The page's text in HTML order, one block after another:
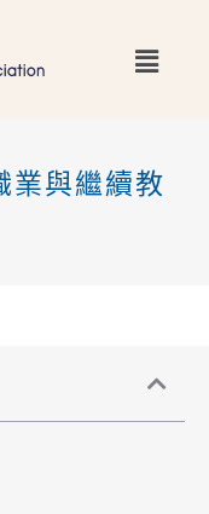
Main
業與繼續教